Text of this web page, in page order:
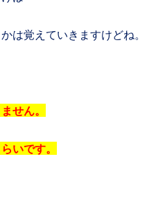
は覚えていきますけどね。
せん。
いです。